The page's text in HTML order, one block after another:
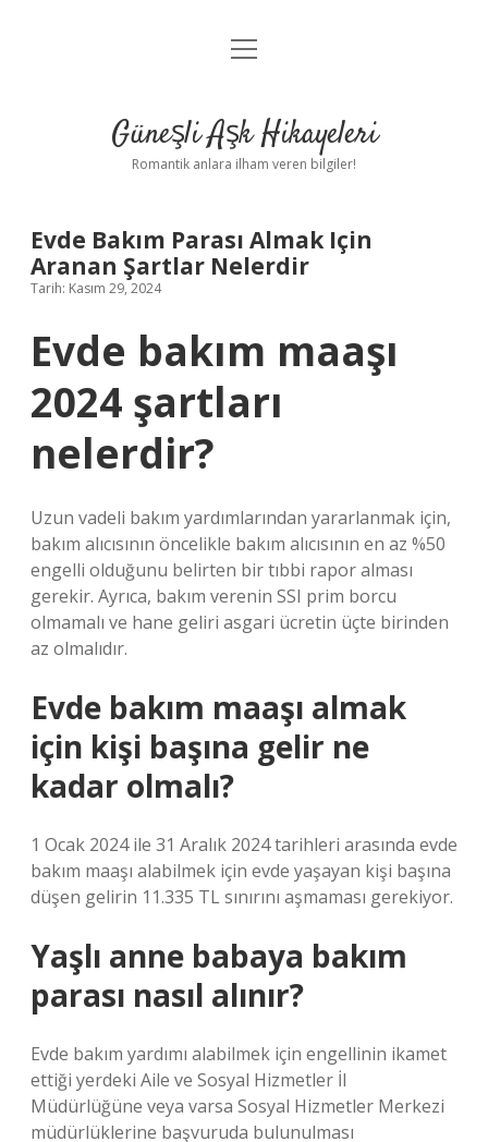
Anasayfa
Yasal Uyarı
menüyü
Güneşli Aşk Hikayeleri
Romantik anlara ilham veren bilgiler!
Evde Bakım Parası Almak Için
Aranan Şartlar Nelerdir
Tarih: Kasım 29, 2024
Evde bakım maaşı
2024 şartları
nelerdir?
Uzun vadeli bakım yardımlarından yararlanmak için,
bakım alıcısının öncelikle bakım alıcısının en az %50
engelli olduğunu belirten bir tıbbi rapor alması
gerekir. Ayrıca, bakım verenin SSI prim borcu
olmamalı ve hane geliri asgari ücretin üçte birinden
az olmalıdır.
Evde bakım maaşı almak
için kişi başına gelir ne
kadar olmalı?
1 Ocak 2024 ile 31 Aralık 2024 tarihleri ​​arasında evde
bakım maaşı alabilmek için evde yaşayan kişi başına
düşen gelirin 11.335 TL sınırını aşmaması gerekiyor.
Yaşlı anne babaya bakım
parası nasıl alınır?
Evde bakım yardımı alabilmek için engellinin ikamet
ettiği yerdeki Aile ve Sosyal Hizmetler İl
Müdürlüğüne veya varsa Sosyal Hizmetler Merkezi
müdürlüklerine başvuruda bulunulması